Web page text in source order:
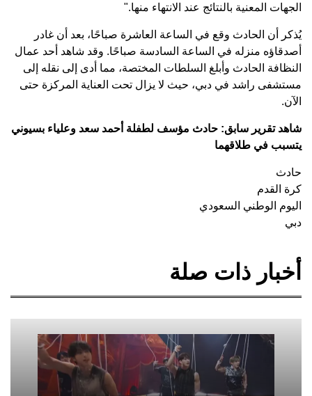
الجهات المعنية بالنتائج عند الانتهاء منها."
يُذكر أن الحادث وقع في الساعة العاشرة صباحًا، بعد أن غادر
أصدقاؤه منزله في الساعة السادسة صباحًا. وقد شاهد أحد عمال
النظافة الحادث وأبلغ السلطات المختصة، مما أدى إلى نقله إلى
مستشفى راشد في دبي، حيث لا يزال تحت العناية المركزة حتى
الآن.
شاهد تقرير سابق: حادث مؤسف لطفلة أحمد سعد وعلياء بسيوني
يتسبب في طلاقهما
حادث
كرة القدم
اليوم الوطني السعودي
دبي
أخبار ذات صلة